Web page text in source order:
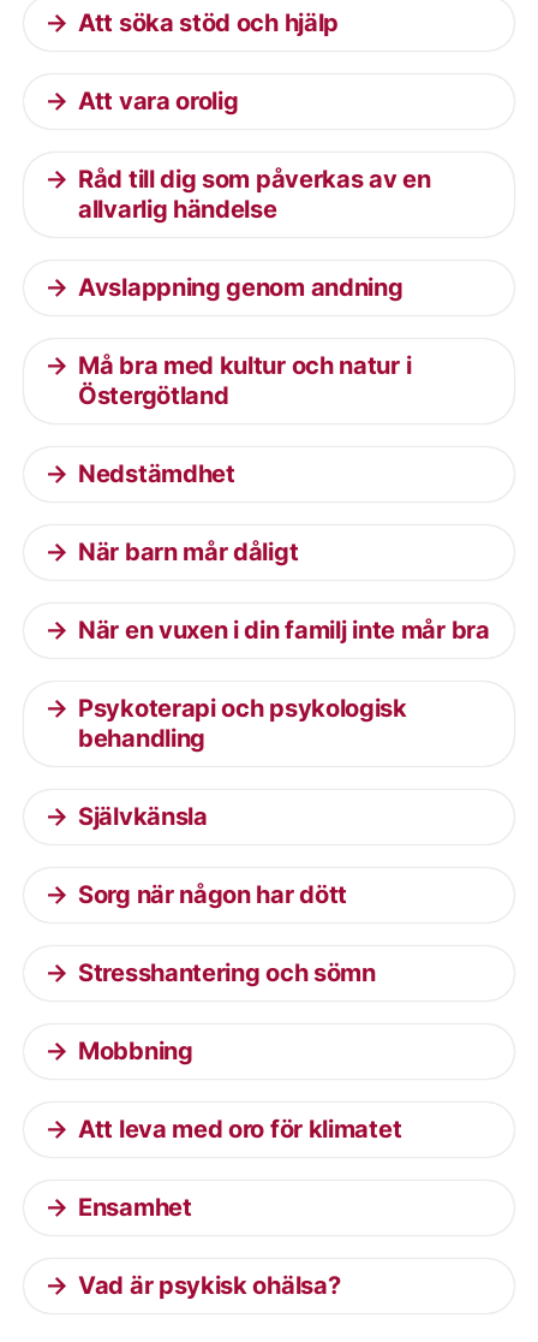
Att söka stöd och hjälp
Att vara orolig
Råd till dig som påverkas av en
allvarlig händelse
Avslappning genom andning
Må bra med kultur och natur i
Östergötland
Nedstämdhet
När barn mår dåligt
När en vuxen i din familj inte mår bra
Psykoterapi och psykologisk
behandling
Självkänsla
Sorg när någon har dött
Stresshantering och sömn
Mobbning
Att leva med oro för klimatet
Ensamhet
Vad är psykisk ohälsa?